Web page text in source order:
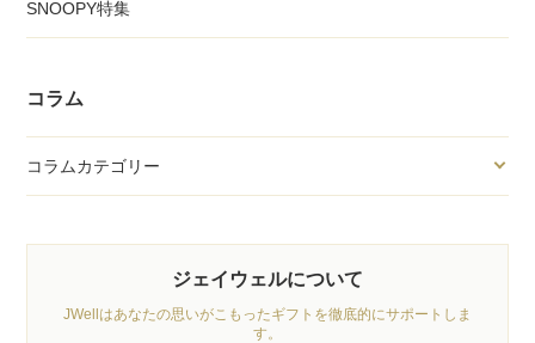
SNOOPY特集
コラム
コラムカテゴリー
ジェイウェルについて
JWellはあなたの思いがこもったギフトを徹底的にサポートしま
す。